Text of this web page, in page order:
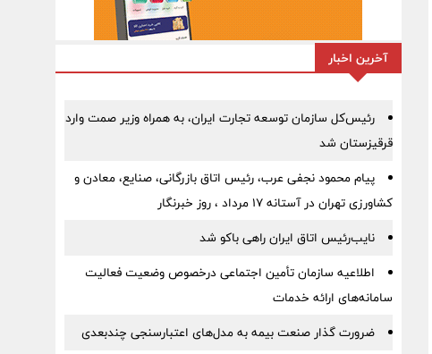
آخرین اخبار
رئیس‌کل سازمان توسعه تجارت ایران، به همراه وزیر صمت وارد
قرقیزستان شد
پیام محمود نجفی عرب، رئیس اتاق بازرگانی، صنایع، معادن و
کشاورزی تهران در آستانه 17 مرداد ، روز خبرنگار
نایب‌رئیس اتاق ایران راهی باکو شد
اطلاعیه سازمان تأمین اجتماعی درخصوص وضعیت فعالیت
سامانه‌های ارائه خدمات
ضرورت گذار صنعت بیمه به مدل‌های اعتبارسنجی چندبعدی